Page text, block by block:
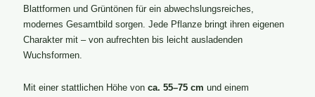
Blattformen und Grüntönen für ein abwechslungsreiches,
modernes Gesamtbild sorgen. Jede Pflanze bringt ihren eigenen
Charakter mit – von aufrechten bis leicht ausladenden
Wuchsformen.
Mit einer stattlichen Höhe von ca. 55–75 cm und einem